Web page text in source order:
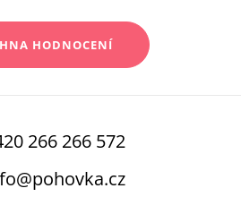
HODNOCENÍ
266 266 572
@pohovka.cz